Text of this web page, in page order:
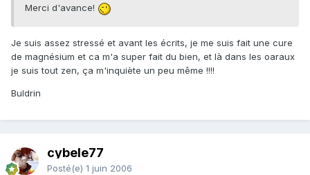
Merci d'avance!
Je suis assez stressé et avant les écrits, je me suis fait une cure
de magnésium et ca m'a super fait du bien, et là dans les oaraux
je suis tout zen, ça m'inquiète un peu même !!!!
Buldrin
cybele77
Posté(e) 1 juin 2006